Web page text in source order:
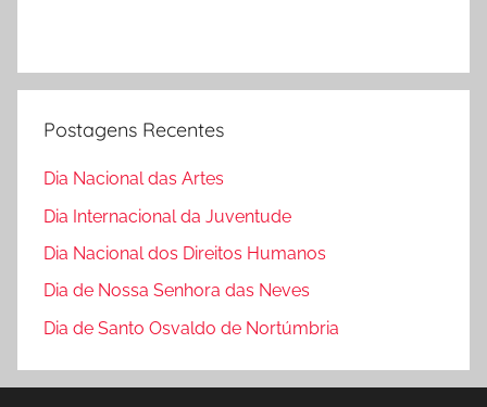
Postagens Recentes
Dia Nacional das Artes
Dia Internacional da Juventude
Dia Nacional dos Direitos Humanos
Dia de Nossa Senhora das Neves
Dia de Santo Osvaldo de Nortúmbria